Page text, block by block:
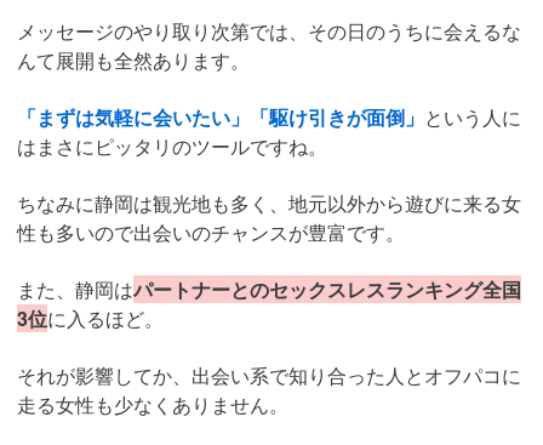
メッセージのやり取り次第では、その日のうちに会えるな
んて展開も全然あります。
「まずは気軽に会いたい」「駆け引きが面倒」 という人に
はまさにピッタリのツールですね。
ちなみに静岡は観光地も多く、地元以外から遊びに来る女
性も多いので出会いのチャンスが豊富です。
また、静岡はパートナーとのセックスレスランキング全国
3位に入るほど。
それが影響してか、出会い系で知り合った人とオフパコに
走る女性も少なくありません。